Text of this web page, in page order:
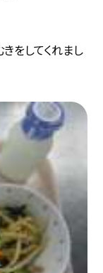
をしてくれまし